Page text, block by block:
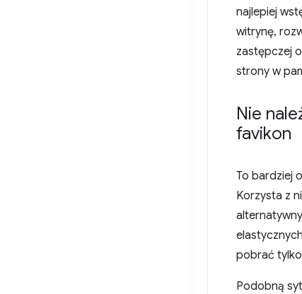
najlepiej
witrynę,
zastępczej
strony w
Nie
favikon
To bardziej
Korzysta z
pobrać
Podobną